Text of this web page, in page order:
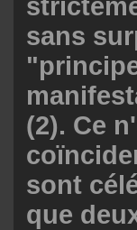
sans
(2). Ce
sont
que